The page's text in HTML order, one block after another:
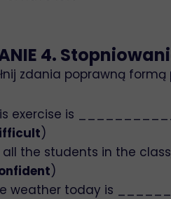
4.
zdania poprawną formą
exercise is
)
all the students in the
)
weather today is